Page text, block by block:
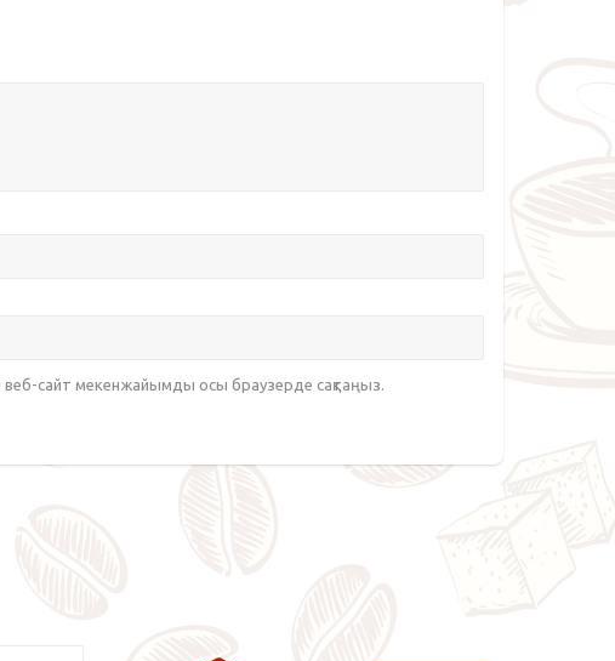
сайт мекенжайымды осы браузерде сақтаңыз.